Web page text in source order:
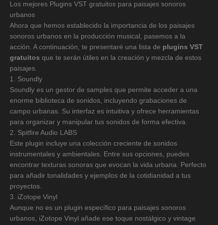
Los mejores Plugins VST gratuitos para paisajes sonoros
urbanos
Ahora que hemos establecido la importancia de los paisajes
sonoros urbanos en la producción musical, pasemos a la
acción. A continuación, te presentaré una lista de plugins VST
gratuitos que te serán útiles en la creación y mezcla de estos
paisajes.
1. Soundly
Soundly es un gestor de samples que permite acceder a una
enorme biblioteca de sonidos, incluyendo grabaciones de
campo urbanas. Su interfaz es intuitiva y ofrece herramientas
para organizar y manipular tus sonidos de forma efectiva.
2. Spitfire Audio LABS
Este plugin incluye una colección creciente de sonidos
instrumentales y ambientales. Entre sus opciones, puedes
encontrar texturas sonoras que evocan la vida urbana. Perfecto
para añadir tonalidades y ejemplos de la cotidianidad a tus
proyectos.
3. iZotope Vinyl
Aunque no es un plugin específico para paisajes sonoros
urbanos, iZotope Vinyl añade ese toque nostálgico y vintage